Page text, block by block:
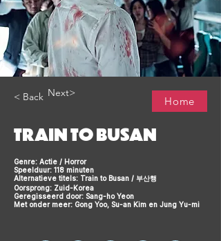
< Back Next>
Home
TRAIN TO BUSAN
Genre: Actie / Horror
Speelduur: 118 minuten
Alternatieve titels: Train to Busan / 부산행
Oorsprong: Zuid-Korea
Geregisseerd door: Sang-ho Yeon
Met onder meer: Gong Yoo, Su-an Kim en Jung Yu-mi